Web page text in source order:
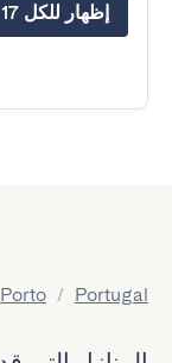
إظهار للكل 17
Portugal
/
Porto